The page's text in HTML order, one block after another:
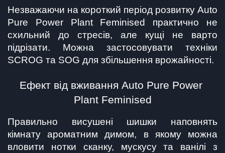
Незважаючи на короткий період розвитку Auto
Pure Power Plant Feminised практично не
схильний до стресів, але кущі не варто
підрізати. Можна застосовувати техніки
SCROG та SOG для збільшення врожайності.
Ефект від вживання Auto Pure Power
Plant Feminised
Правильно висушені шишки наповнять
кімнату ароматним димом, в якому можна
вловити нотки сканку, мускусу та ванілі з